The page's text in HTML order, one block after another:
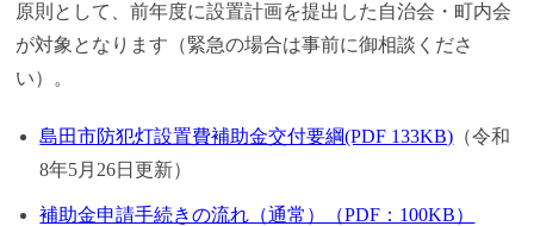
原則として、前年度に設置計画を提出した自治会・町内会
が対象となります（緊急の場合は事前に御相談くださ
い）。
島田市防犯灯設置費補助金交付要綱(PDF 133KB) （令和
8年5月26日更新）
補助金申請手続きの流れ（通常）（PDF：100KB）